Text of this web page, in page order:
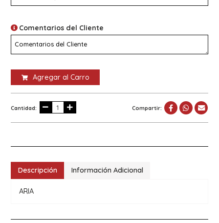
Comentarios del Cliente
Agregar al Carro
Cantidad: Compartir:
Descripción Información Adicional
ARIA